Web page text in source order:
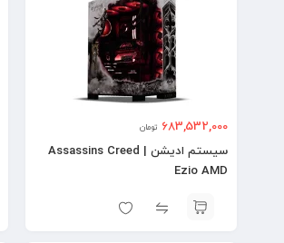
683,532,000 تومان
سیستم ادیشن | Assassins Creed
Ezio AMD